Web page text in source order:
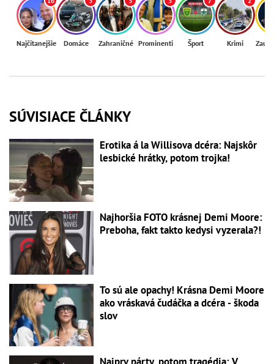
Najčítanejšie Domáce Zahraničné Prominenti Šport Krimi
SÚVISIACE ČLÁNKY
Erotika á la Willisova dcéra: Najskôr
lesbické hrátky, potom trojka!
Najhoršia FOTO krásnej Demi Moore:
Preboha, fakt takto kedysi vyzerala?!
To sú ale opachy! Krásna Demi Moore
ako vráskavá čudáčka a dcéra - škoda
slov